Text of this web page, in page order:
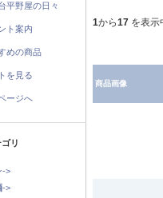
平野屋の日々
ト案内
めの商品
を見る
ージへ
リ
->
->
1から17 を表示
商品画像